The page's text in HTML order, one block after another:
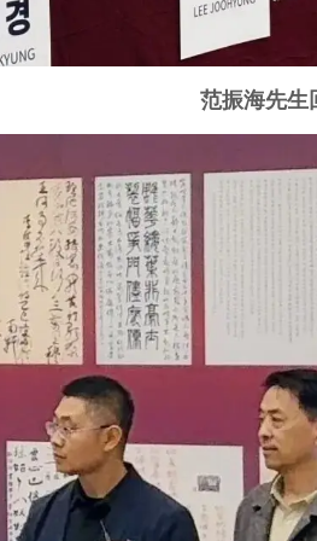
范振海先生